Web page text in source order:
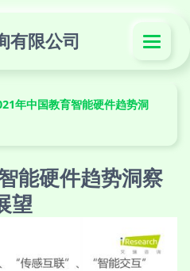
有限公司
年中国教育智能硬件趋势洞
能硬件趋势洞察
望